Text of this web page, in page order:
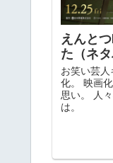
えんと
た（ネ
お笑い芸
化。 映画
思い。 人
は。